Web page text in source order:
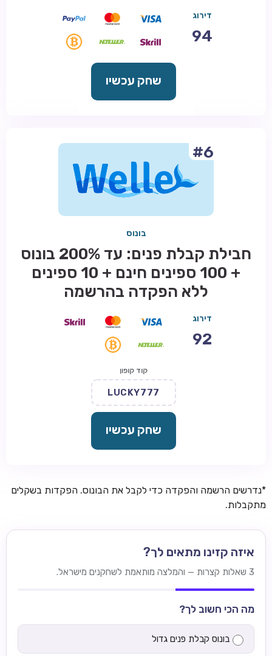
דירוג
94
שחק עכשיו
#6
בונוס
חבילת קבלת פנים: עד 200% בונוס
+ 100 ספינים חינם + 10 ספינים
ללא הפקדה בהרשמה
דירוג
92
קוד קופון
LUCKY777
שחק עכשיו
*נדרשים הרשמה והפקדה כדי לקבל את הבונוס. הפקדות בשקלים
מתקבלות.
איזה קזינו מתאים לך?
3 שאלות קצרות — והמלצה מותאמת לשחקנים מישראל.
מה הכי חשוב לך?
בונוס קבלת פנים גדול